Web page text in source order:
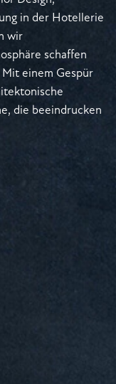
in der Hotellerie
wir
schaffen
Mit einem Gespür
die beeindrucken